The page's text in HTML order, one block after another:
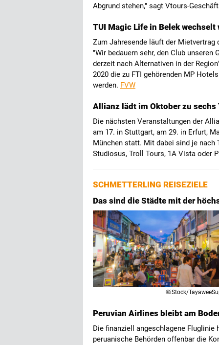
Abgrund stehen," sagt Vtours-
TUI Magic Life in Belek wechselt
Zum Jahresende läuft der Mietvertrag
"Wir bedauern sehr, den Club
derzeit nach Alternativen in der
2020 die zu FTI gehörenden MP
werden. FVW
Allianz lädt im Oktober zu
Die nächsten Veranstaltungen der
am 17. in Stuttgart, am 29. in Erfurt,
München statt. Mit dabei sind je nach
Studiosus, Troll Tours, 1A Vista oder
SCHMETTERLING REISEZIELE
Das sind die Städte mit der
©iStock/
Peruvian Airlines bleibt am
Die finanziell angeschlagene
peruanische Behörden offenbar die